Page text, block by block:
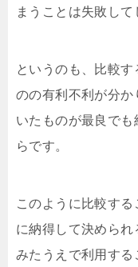
まうことは失敗して
というのも、比較
のの有利不利が分か
いたものが最良で
らです。
このように比較す
に納得して決めら
みたうえで利用する